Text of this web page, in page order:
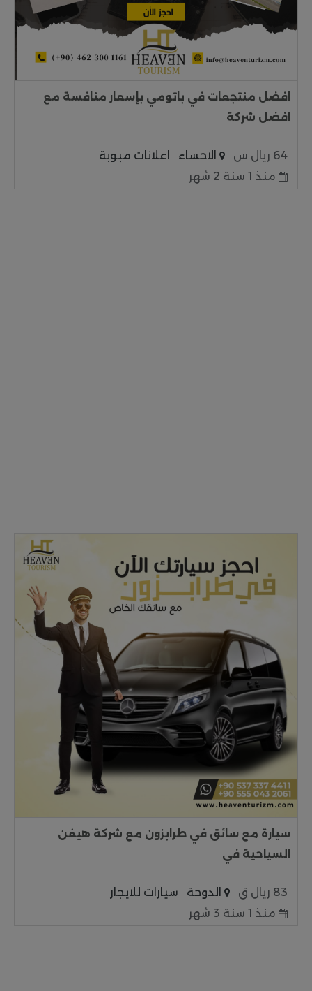
افضل منتجعات في باتومي بإسعار منافسة مع
افضل شركة
64 ريال س الاحساء
اعلانات مبوبة
منذ 1 سنة 2 شهر
سيارة مع سائق في طرابزون مع شركة هيفن
السياحية في
83 ريال ق الدوحة
سيارات للايجار
منذ 1 سنة 3 شهر